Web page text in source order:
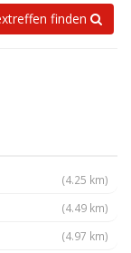
finden
(4.25 km)
(4.49 km)
(4.97 km)